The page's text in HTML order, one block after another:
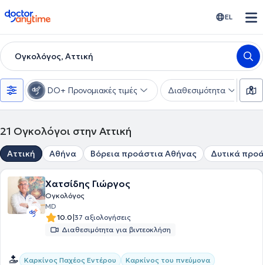
doctoranytime EL
Ογκολόγος, Αττική
DO+ Προνομιακές τιμές Διαθεσιμότητα
21 Ογκολόγοι στην Αττική
Αττική Αθήνα Βόρεια προάστια Αθήνας Δυτικά
Χατσίδης Γιώργος
Ογκολόγος
MD
10.0|37 αξιολογήσεις
Διαθεσιμότητα για βιντεοκλήση
Καρκίνος Παχέος Εντέρου Καρκίνος του πνεύμονα